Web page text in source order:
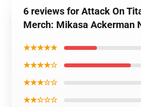
6 reviews for Attack On
Merch: Mikasa Ackerman
★★★★★
★★★★☆
★★★☆☆
★★☆☆☆